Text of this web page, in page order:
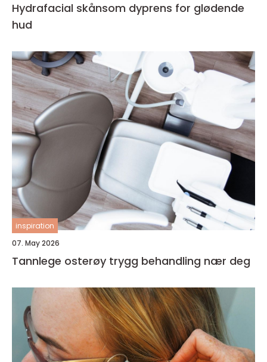
Hydrafacial skånsom dyprens for glødende
hud
inspiration
07. May 2026
Tannlege osterøy trygg behandling nær deg